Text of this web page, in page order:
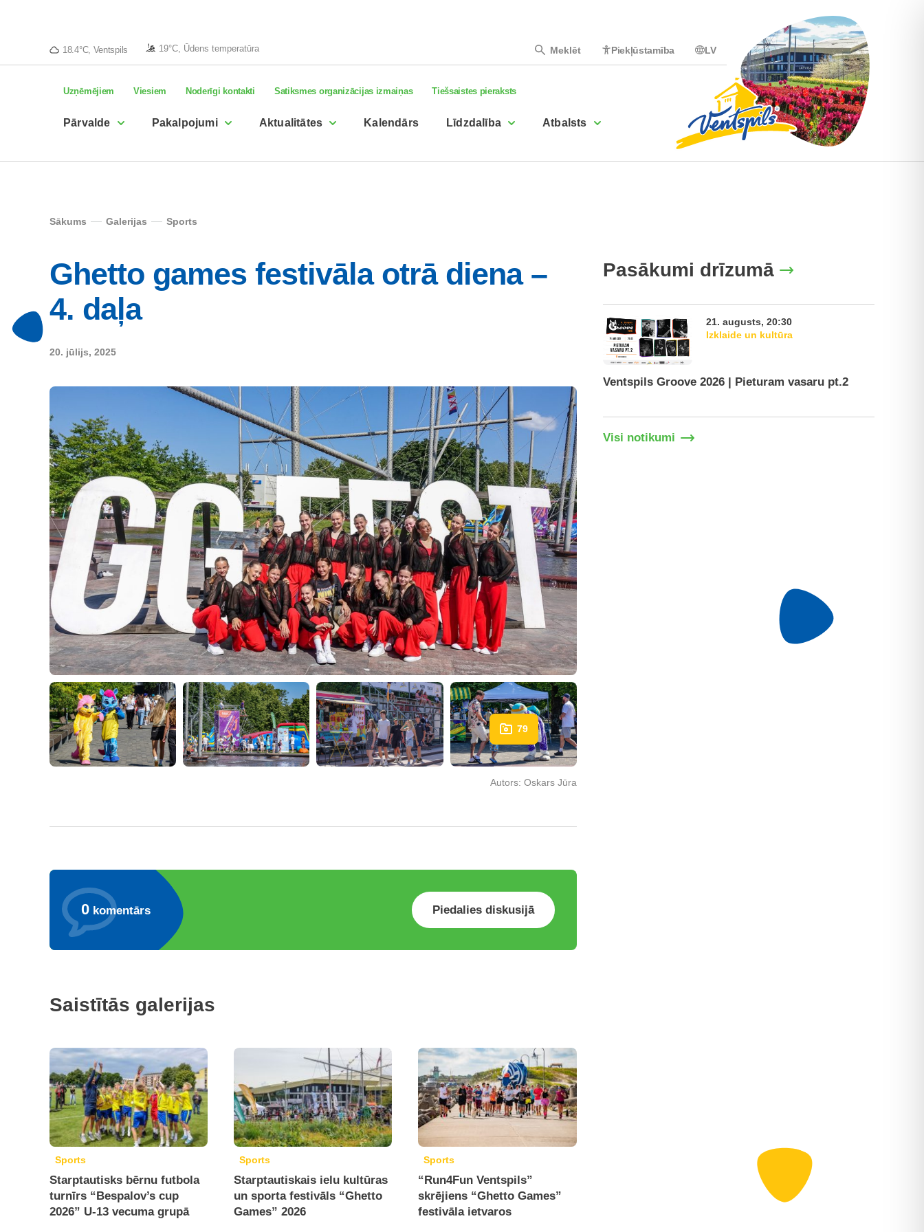
18.4°C, Ventspils 19°C, Ūdens temperatūra Meklēt Piekļūstamība LV
Uzņēmējiem Viesiem Noderīgi kontakti Satiksmes organizācijas izmaiņas Tiešsaistes pieraksts
Pārvalde Pakalpojumi Aktualitātes Kalendārs Līdzdalība Atbalsts
Sākums Galerijas Sports
Ghetto games festivāla otrā diena –
4. daļa
20. jūlijs, 2025
79
Autors: Oskars Jūra
0 komentārs Piedalies diskusijā
Saistītās galerijas
Sports
Starptautisks bērnu futbola
turnīrs “Bespalov’s cup
2026” U-13 vecuma grupā
Sports
Starptautiskais ielu kultūras
un sporta festivāls “Ghetto
Games” 2026
Sports
“Run4Fun Ventspils”
skrējiens “Ghetto Games”
festivāla ietvaros
Pasākumi drīzumā
21. augusts, 20:30
Izklaide un kultūra
Ventspils Groove 2026 | Pieturam vasaru pt.2
Visi notikumi